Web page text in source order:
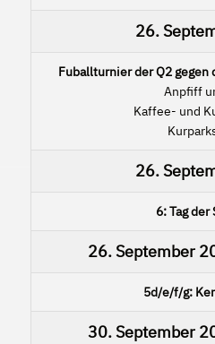
26.
Fuballturnier der Q2 gegen
Anpfiff
Kaffee- und
26.
6: Tag der
26. September
5d/e/f/g:
30. September